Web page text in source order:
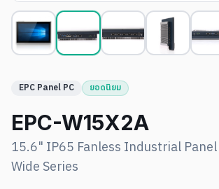
EPC Panel PC ยอดนิยม
EPC-W15X2A
15.6" IP65 Fanless Industrial
Wide Series